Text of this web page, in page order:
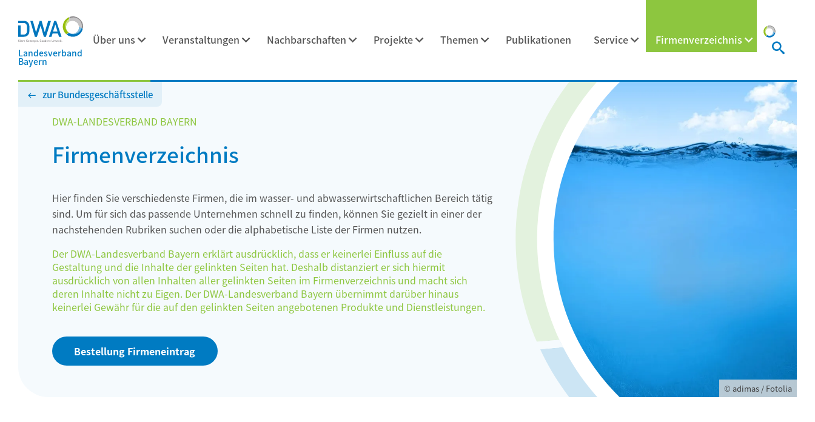
Landesverband
Bayern
Über uns Veranstaltungen Nachbarschaften Projekte Themen Publikationen Service Firmenverzeichnis
zur Bundesgeschäftsstelle
DWA-LANDESVERBAND BAYERN
Firmenverzeichnis
Hier finden Sie verschiedenste Firmen, die im wasser- und abwasserwirtschaftlichen Bereich tätig
sind. Um für sich das passende Unternehmen schnell zu finden, können Sie gezielt in einer der
nachstehenden Rubriken suchen oder die alphabetische Liste der Firmen nutzen.
Der DWA-Landesverband Bayern erklärt ausdrücklich, dass er keinerlei Einfluss auf die
Gestaltung und die Inhalte der gelinkten Seiten hat. Deshalb distanziert er sich hiermit
ausdrücklich von allen Inhalten aller gelinkten Seiten im Firmenverzeichnis und macht sich
deren Inhalte nicht zu Eigen. Der DWA-Landesverband Bayern übernimmt darüber hinaus
keinerlei Gewähr für die auf den gelinkten Seiten angebotenen Produkte und Dienstleistungen.
Bestellung Firmeneintrag
© adimas / Fotolia